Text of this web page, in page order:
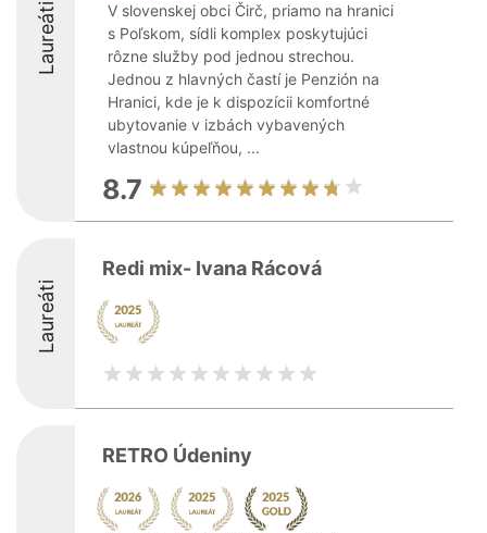
Laureáti
V slovenskej obci Čirč, priamo na hranici
s Poľskom, sídli komplex poskytujúci
rôzne služby pod jednou strechou.
Jednou z hlavných častí je Penzión na
Hranici, kde je k dispozícii komfortné
ubytovanie v izbách vybavených
vlastnou kúpeľňou, ...
8.7
Laureáti
Redi mix- Ivana Rácová
RETRO Údeniny